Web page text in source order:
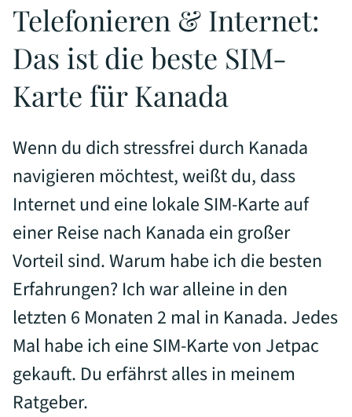
Telefonieren & Internet:
Das ist die beste SIM-
Karte für Kanada
Wenn du dich stressfrei durch Kanada
navigieren möchtest, weißt du, dass
Internet und eine lokale SIM-Karte auf
einer Reise nach Kanada ein großer
Vorteil sind. Warum habe ich die besten
Erfahrungen? Ich war alleine in den
letzten 6 Monaten 2 mal in Kanada. Jedes
Mal habe ich eine SIM-Karte von Jetpac
gekauft. Du erfährst alles in meinem
Ratgeber.